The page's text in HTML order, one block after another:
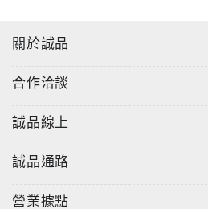
關於誠品
合作洽談
誠品線上
誠品通路
營業據點